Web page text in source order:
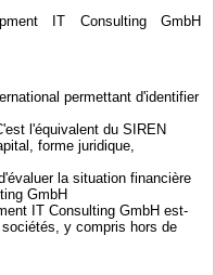
IT Consulting GmbH
permettant d'identifier
l'équivalent du SIREN
forme juridique,
la situation financière
GmbH
IT Consulting GmbH est-
y compris hors de